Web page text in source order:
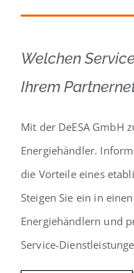
Welchen
Ihrem
Mit der DeESA GmbH
Energiehändler.
die Vorteile eines
Steigen Sie ein in
Energiehändlern und
Service-